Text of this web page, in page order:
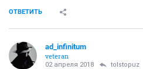
ОТВЕТИТЬ
ad_infinitum
veteran
02 апреля 2018 tolstopuz